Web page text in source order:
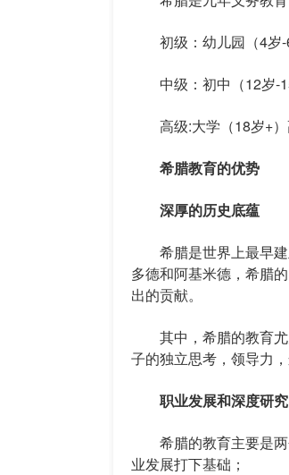
初级：幼儿园（4岁-6
中级：初中（12岁-
高级:大学（18岁+）
希腊教育的优势
深厚的历史底蕴
希腊是世界上最早建
多德和阿基米德，希腊
出的贡献。
其中，希腊的教育尤
子的独立思考，领导力
职业发展和深度研究
希腊的教育主要是两
业发展打下基础；